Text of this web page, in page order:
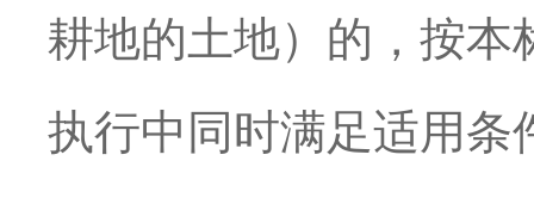
耕地的土地）的，按本
执行中同时满足适用条